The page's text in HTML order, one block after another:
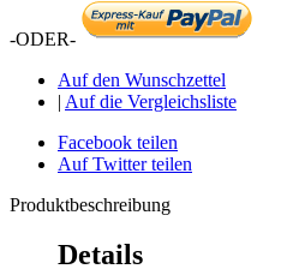
-ODER-
Auf den Wunschzettel
| Auf die Vergleichsliste
Facebook teilen
Auf Twitter teilen
Produktbeschreibung
Details